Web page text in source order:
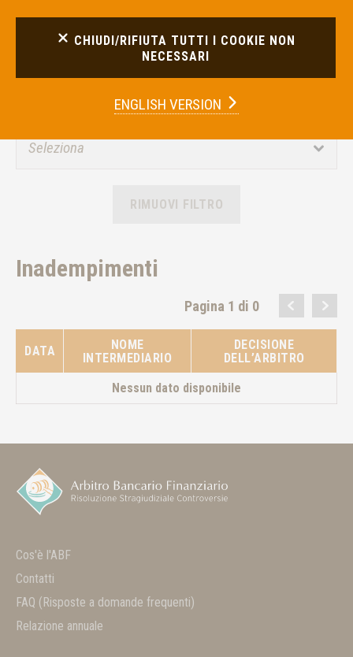
Anno di pubblicazione
RIMUOVI FILTRO
Inadempimenti
Pagina 1 di 0
DATA
NOME
INTERMEDIARIO
DECISIONE
DELL’ARBITRO
Nessun dato disponibile
Cos'è l'ABF
Contatti
FAQ (Risposte a domande frequenti)
Relazione annuale
CHIUDI/RIFIUTA TUTTI I COOKIE NON
NECESSARI
ENGLISH VERSION